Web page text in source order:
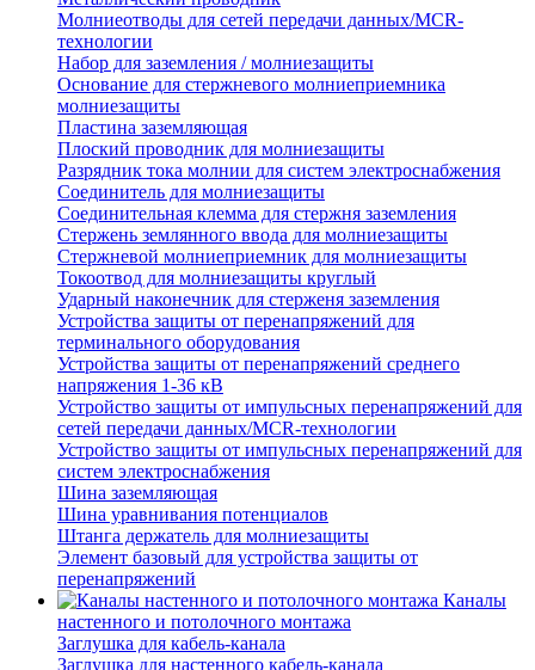
Молниеотводы для сетей передачи данных/MCR-
технологии
Набор для заземления / молниезащиты
Основание для стержневого молниеприемника
молниезащиты
Пластина заземляющая
Плоский проводник для молниезащиты
Разрядник тока молнии для систем электроснабжения
Соединитель для молниезащиты
Соединительная клемма для стержня заземления
Стержень землянного ввода для молниезащиты
Стержневой молниеприемник для молниезащиты
Токоотвод для молниезащиты круглый
Ударный наконечник для стерженя заземления
Устройства защиты от перенапряжений для
терминального оборудования
Устройства защиты от перенапряжений среднего
напряжения 1-36 кВ
Устройство защиты от импульсных перенапряжений для
сетей передачи данных/MCR-технологии
Устройство защиты от импульсных перенапряжений для
систем электроснабжения
Шина заземляющая
Шина уравнивания потенциалов
Штанга держатель для молниезащиты
Элемент базовый для устройства защиты от
перенапряжений
Каналы
настенного и потолочного монтажа
Заглушка для кабель-канала
Заглушка для настенного кабель-канала